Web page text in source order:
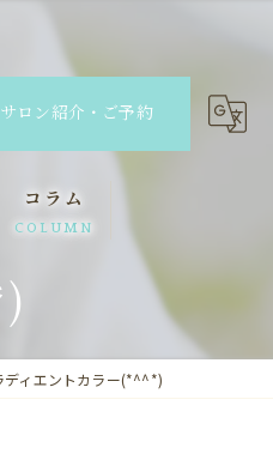
サロン紹介・ご予約
コラム
COLUMN
ディエントカラー(*^^*)